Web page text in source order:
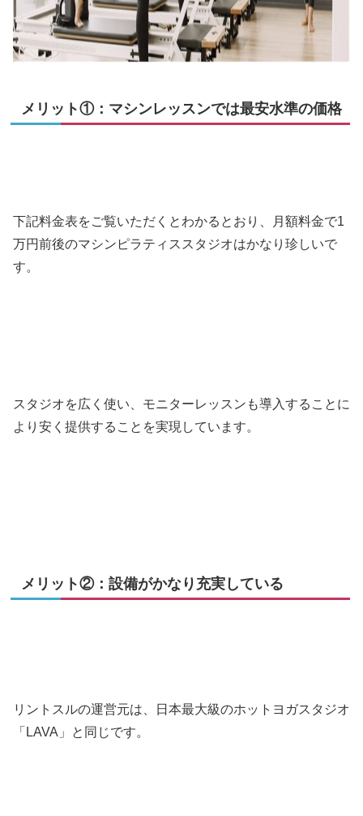
メリット①：マシンレッスンでは最安水準の価格
下記料金表をご覧いただくとわかるとおり、月額料金で1
万円前後のマシンピラティススタジオはかなり珍しいで
す。
スタジオを広く使い、モニターレッスンも導入することに
より安く提供することを実現しています。
メリット②：設備がかなり充実している
リントスルの運営元は、日本最大級のホットヨガスタジオ
「LAVA」と同じです。